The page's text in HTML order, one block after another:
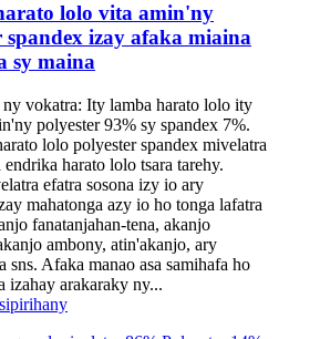
lolo vita amin'ny
spandex izay afaka miaina
sy maina
ny vokatra: Ity lamba harato lolo ity
polyester 93% sy spandex 7%.
lolo polyester spandex mivelatra
endrika harato lolo tsara tarehy.
efatra sosona izy io ary
mahatonga azy io ho tonga lafatra
fanatanjahan-tena, akanjo
ambony, atin'akanjo, ary
sns. Afaka manao asa samihafa ho
izahay arakaraky ny...